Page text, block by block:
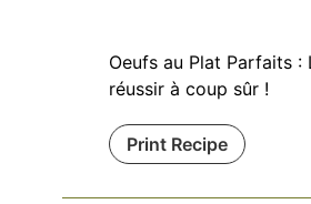
Oeufs au Plat Parfaits :
réussir à coup sûr !
Print Recipe